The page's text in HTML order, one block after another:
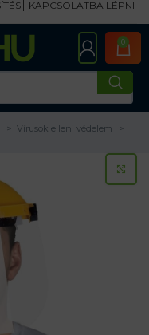
KAPCSOLATBA LÉPNI
0
Vírusok elleni védelem